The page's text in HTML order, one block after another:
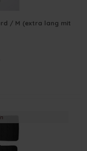
/ M (extra lang mit